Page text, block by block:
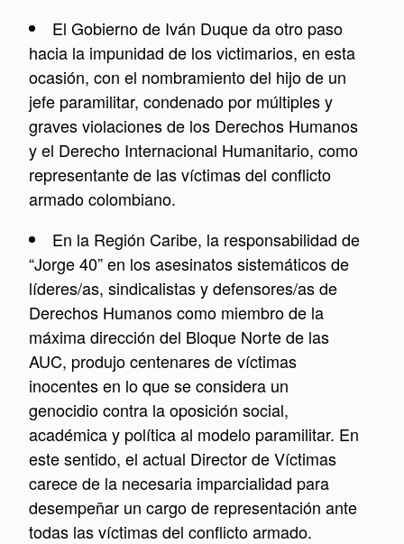
El Gobierno de Iván Duque da otro paso
hacia la impunidad de los victimarios, en esta
ocasión, con el nombramiento del hijo de un
jefe paramilitar, condenado por múltiples y
graves violaciones de los Derechos Humanos
y el Derecho Internacional Humanitario, como
representante de las víctimas del conflicto
armado colombiano.
En la Región Caribe, la responsabilidad de
“Jorge 40” en los asesinatos sistemáticos de
líderes/as, sindicalistas y defensores/as de
Derechos Humanos como miembro de la
máxima dirección del Bloque Norte de las
AUC, produjo centenares de víctimas
inocentes en lo que se considera un
genocidio contra la oposición social,
académica y política al modelo paramilitar. En
este sentido, el actual Director de Víctimas
carece de la necesaria imparcialidad para
desempeñar un cargo de representación ante
todas las víctimas del conflicto armado.